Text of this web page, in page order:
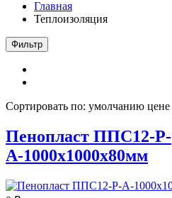
Главная
Теплоизоляция
Фильтр
Сортировать по: умолчанию цене
Пенопласт ППС12-Р-
А-1000x1000x80мм